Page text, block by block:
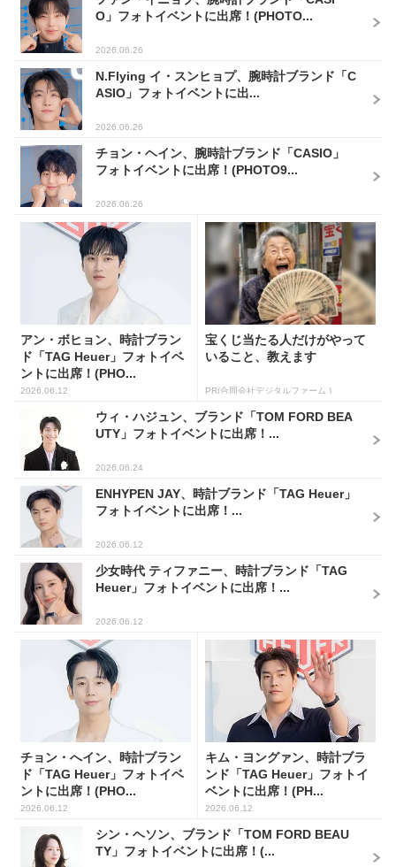
O」フォトイベントに出席！(PHOTO...
2026.06.26
N.Flying イ・スンヒョプ、腕時計ブランド「C
ASIO」フォトイベントに出...
2026.06.26
チョン・ヘイン、腕時計ブランド「CASIO」
フォトイベントに出席！(PHOTO9...
2026.06.26
アン・ボヒョン、時計ブラン
ド「TAG Heuer」フォトイベ
ントに出席！(PHO...
2026.06.12
宝くじ当たる人だけがやって
いること、教えます
PR(合同会社デジタルファーム )
ウィ・ハジュン、ブランド「TOM FORD BEA
UTY」フォトイベントに出席！...
2026.06.24
ENHYPEN JAY、時計ブランド「TAG Heuer」
フォトイベントに出席！...
2026.06.12
少女時代 ティファニー、時計ブランド「TAG
Heuer」フォトイベントに出席！...
2026.06.12
チョン・へイン、時計ブラン
ド「TAG Heuer」フォトイベ
ントに出席！(PHO...
2026.06.12
キム・ヨングァン、時計ブラ
ンド「TAG Heuer」フォトイ
ベントに出席！(PH...
2026.06.12
シン・ヘソン、ブランド「TOM FORD BEAU
TY」フォトイベントに出席！(...